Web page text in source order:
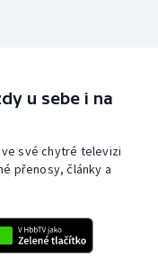
u sebe i na
ve své chytré televizi
přenosy, články a